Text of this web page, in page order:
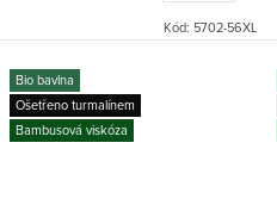
Kód: 5702-56XL
Bio bavlna
Ošetřeno turmalínem
Bambusová viskóza